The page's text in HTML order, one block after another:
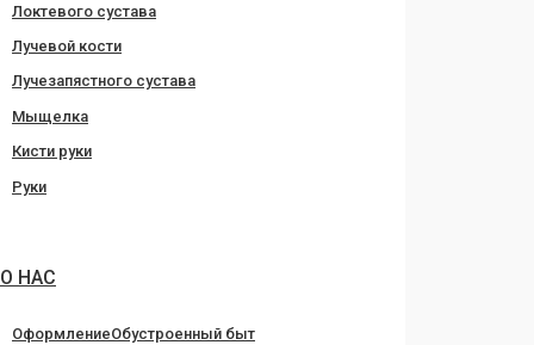
Локтевого сустава
Лучевой кости
Лучезапястного сустава
Мыщелка
Кисти руки
Руки
О НАС
ОформлениеОбустроенный быт